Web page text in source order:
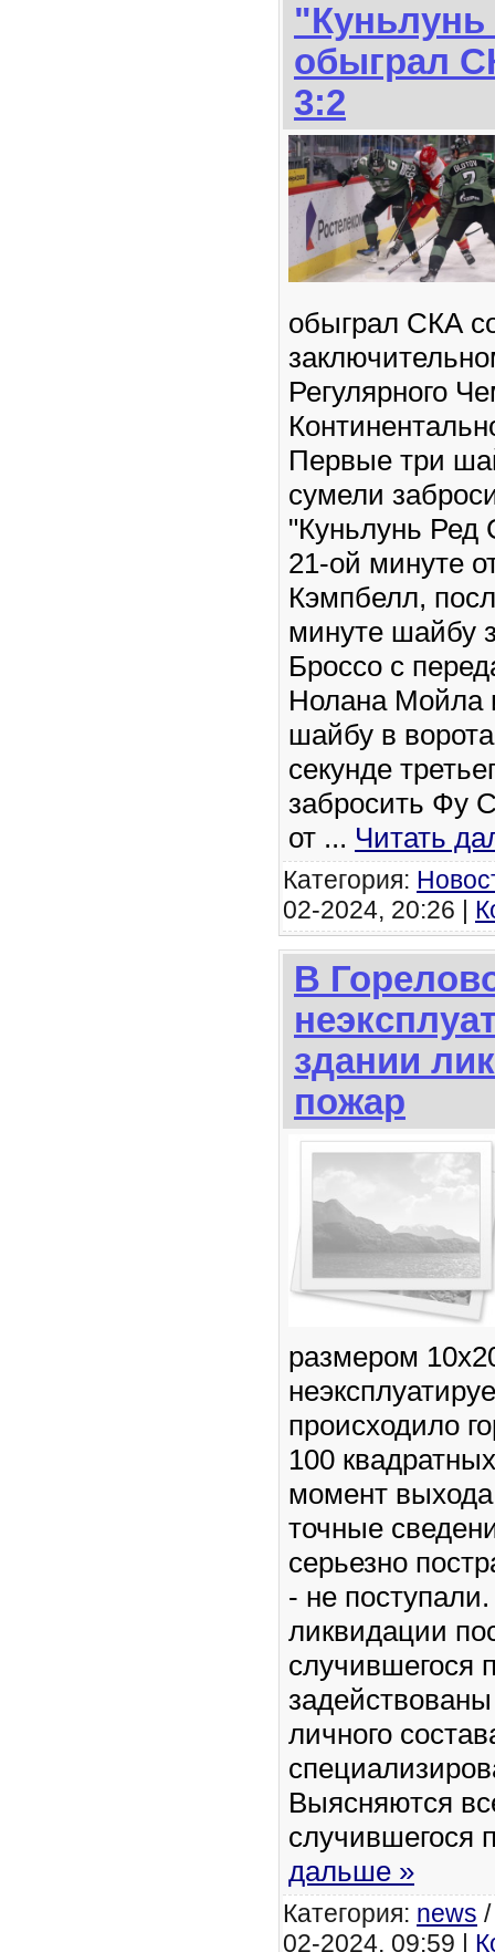
обыграл
3:2
обыграл СКА
Регулярного
Первые три
сумели
"Куньлунь Ред
21-ой минуте
Кэмпбелл,
минуте шайбу
Броссо с
Нолана Мойла
шайбу в
секунде
забросить Фу
от ... Читать
Категория:
02-2024, 20:26 |
В
здании
пожар
размером
происходило
100
момент
точные
серьезно
- не
ликвидации
случившегося
личного
Выясняются
случившегося
дальше »
Категория: news
02-2024, 09:59 |